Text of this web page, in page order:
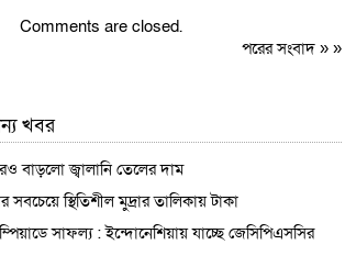
Comments are closed.
পরের সংবাদ» »
খবর
বাড়লো জ্বালানি তেলের দাম
সবচেয়ে স্থিতিশীল মুদ্রার তালিকায় টাকা
সাফল্য : ইন্দোনেশিয়ায় যাচ্ছে জেসিপিএসসির